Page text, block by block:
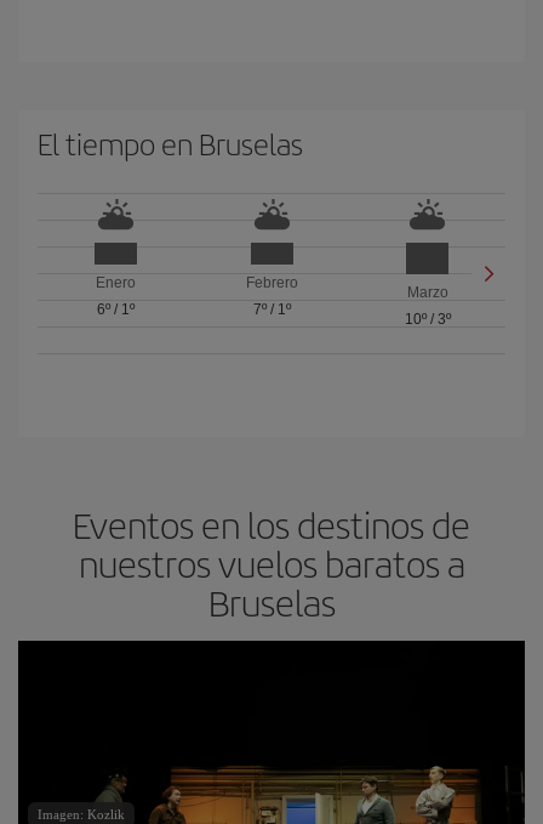
El tiempo en Bruselas
Enero
6º/ 1º
Febrero
7º/ 1º
Marzo
10º/ 3º
Eventos en los destinos de
nuestros vuelos baratos a
Bruselas
Imagen: Kozlik